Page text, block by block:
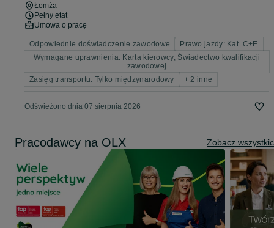
Łomża
Pełny etat
Umowa o pracę
Odpowiednie doświadczenie zawodowe
Prawo jazdy: Kat. C+E
Wymagane uprawnienia: Karta kierowcy, Świadectwo kwalifikacji
zawodowej
Zasięg transportu: Tylko międzynarodowy
+ 2 inne
Odświeżono dnia 07 sierpnia 2026
Pracodawcy na OLX Zobacz